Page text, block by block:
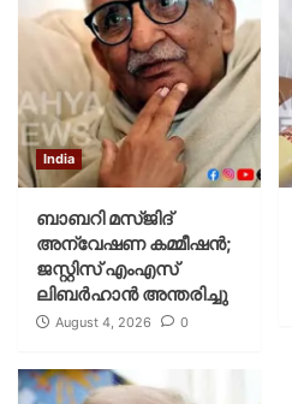
India
ബാബറി മസ്ജിദ്
അന്വേഷണ കമ്മീഷന്‍;
ജസ്റ്റിസ് എംഎസ്
ലിബര്‍ഹാന്‍ അന്തരിച്ചു
August 4, 2026 0